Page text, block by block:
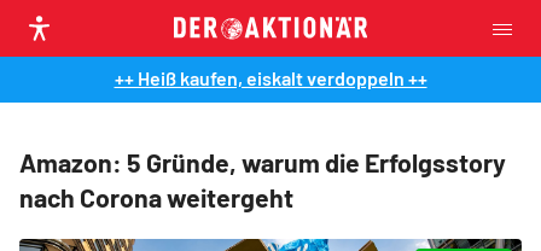
++ Heiß kaufen, eiskalt verdoppeln ++
Amazon: 5 Gründe, warum die Erfolgsstory
nach Corona weitergeht